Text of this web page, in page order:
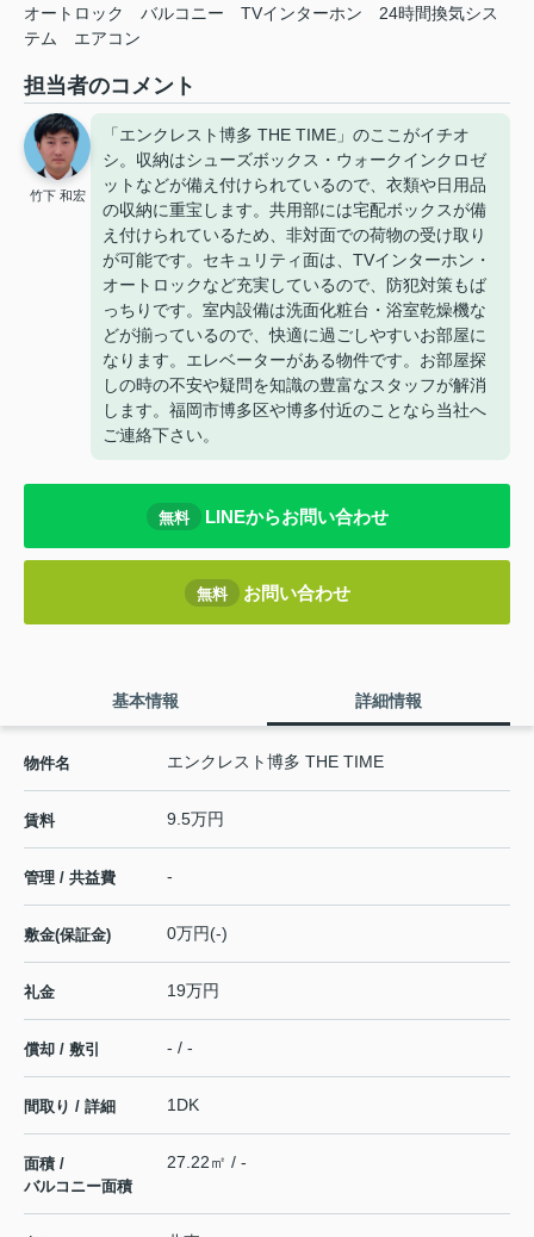
オートロック バルコニー TVインターホン
24時間換気シス
テム
エアコン
担当者のコメント
竹下 和宏
「エンクレスト博多 THE TIME」のここがイチオ
シ。収納はシューズボックス・ウォークインクロゼ
ットなどが備え付けられているので、衣類や日用品
の収納に重宝します。共用部には宅配ボックスが備
え付けられているため、非対面での荷物の受け取り
が可能です。セキュリティ面は、TVインターホン・
オートロックなど充実しているので、防犯対策もば
っちりです。室内設備は洗面化粧台・浴室乾燥機な
どが揃っているので、快適に過ごしやすいお部屋に
なります。エレベーターがある物件です。お部屋探
しの時の不安や疑問を知識の豊富なスタッフが解消
します。福岡市博多区や博多付近のことなら当社へ
ご連絡下さい。
無料 LINEからお問い合わせ
無料 お問い合わせ
基本情報 詳細情報
物件名 エンクレスト博多 THE TIME
賃料 9.5万円
管理 / 共益費 -
敷金(保証金) 0万円(-)
礼金 19万円
償却 / 敷引 - / -
間取り / 詳細 1DK
面積 /
バルコニー面積
27.22㎡ / -